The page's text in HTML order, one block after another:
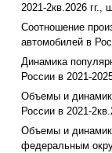
2021-2кв.2026 гг.,
Соотношение
автомобилей в
Динамика
России в 2021-
Объемы и
России в 2021-
Объемы и
федеральным